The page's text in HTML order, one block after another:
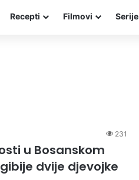
Recepti Filmovi Serije
231
u Bosanskom
dvije djevojke